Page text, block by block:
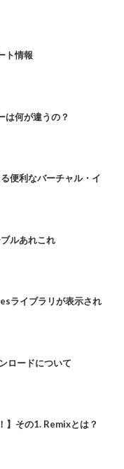
ト情報
は何が違うの？
便利なバーチャル・イ
ルあれこれ
ライブラリが表示され
ロードについて
】その1. Remixとは？